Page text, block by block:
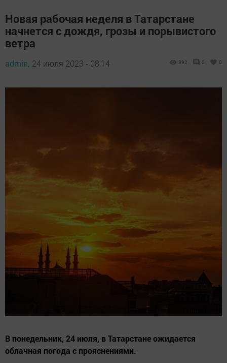
Новая рабочая неделя в Татарстане
начнется с дождя, грозы и порывистого
ветра
admin, 24 июля 2023 - 08:14 392 0 0
В понедельник, 24 июля, в Татарстане ожидается
облачная погода с прояснениями.